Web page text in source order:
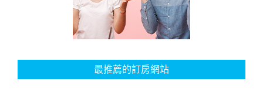
最推薦的訂房網站